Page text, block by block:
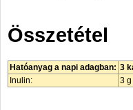
Összetétel
Hatóanyag a napi adagban: 3
Inulin:
3 g